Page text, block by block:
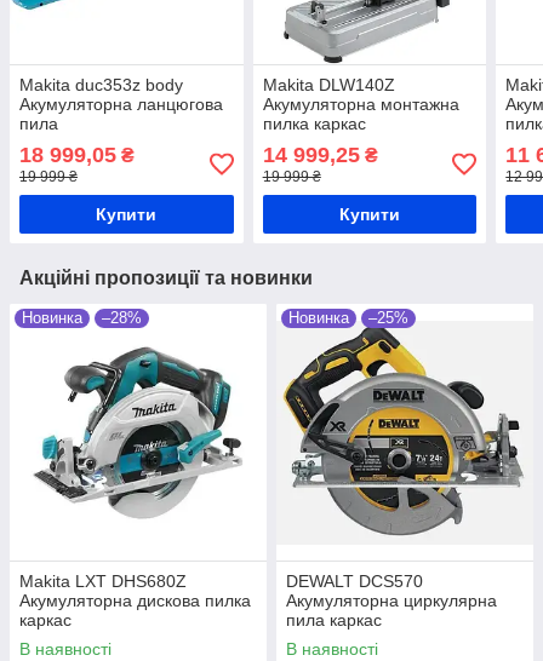
Makita duc353z body
Акумуляторна ланцюгова
пила
18 999,05 ₴
19 999 ₴
Купити
Makita DLW140Z
Акумуляторна монтажна
пилка каркас
14 999,25₴
19 999 ₴
Купити
11
12
Акційні пропозиції та новинки
Новинка –28%
Makita LXT DHS680Z
Акумуляторна дискова пилка
каркас
В наявності
Новинка –25%
DEWALT DCS570
Акумуляторна циркулярна
пила каркас
В наявності